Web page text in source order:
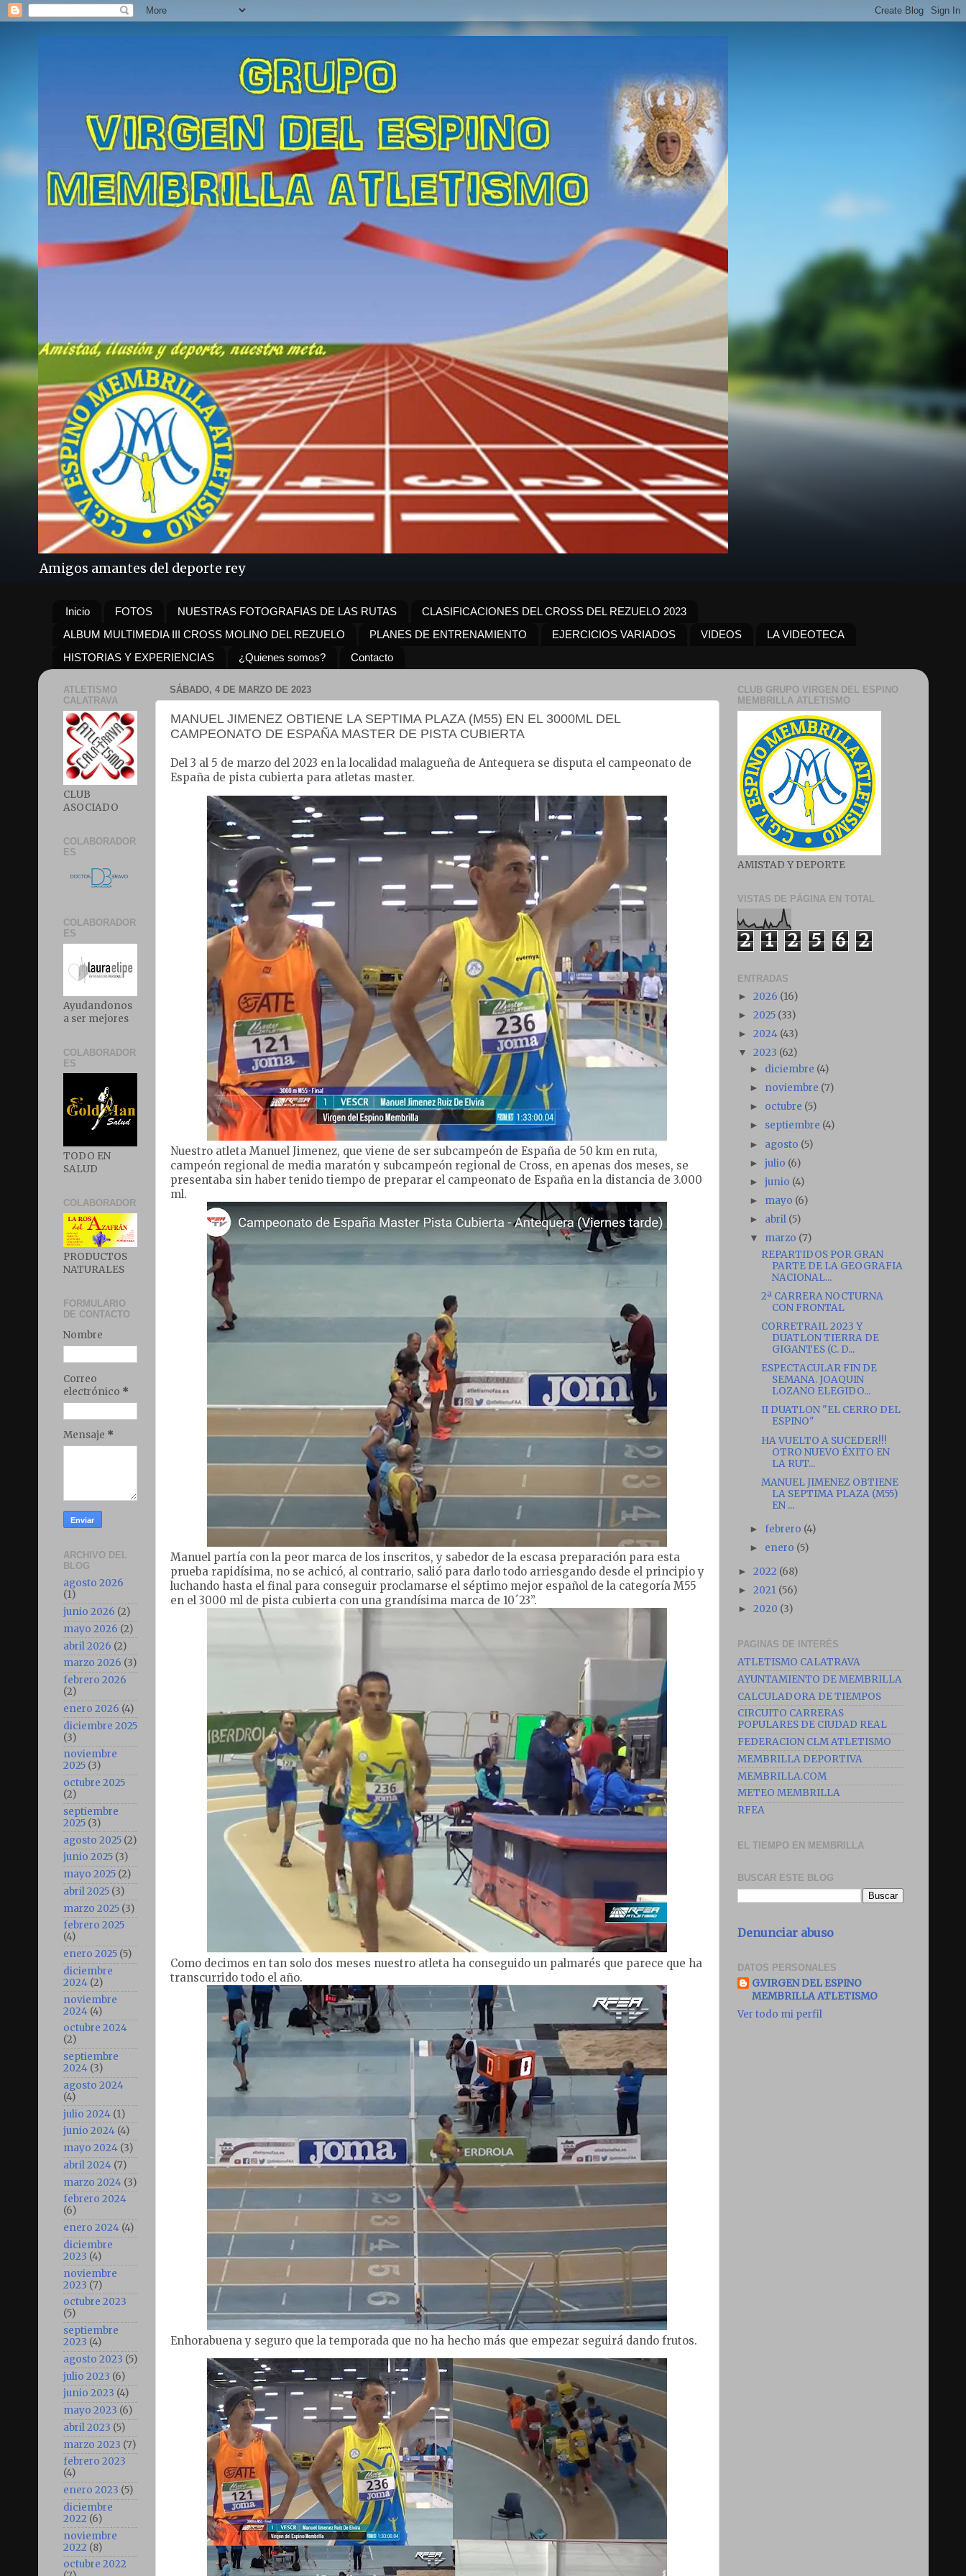
Amigos amantes del deporte rey
Inicio FOTOS NUESTRAS FOTOGRAFIAS DE LAS RUTAS
CLASIFICACIONES DEL CROSS DEL REZUELO 2023
ALBUM MULTIMEDIA III CROSS MOLINO DEL REZUELO
PLANES DE ENTRENAMIENTO EJERCICIOS VARIADOS VIDEOS
LA VIDEOTECA
HISTORIAS Y EXPERIENCIAS
¿Quienes somos? Contacto
SÁBADO, 4 DE MARZO DE 2023
MANUEL JIMENEZ OBTIENE LA SEPTIMA PLAZA (M55) EN EL 3000ML DEL
CAMPEONATO DE ESPAÑA MASTER DE PISTA CUBIERTA
Del 3 al 5 de marzo del 2023 en la localidad malagueña de Antequera se disputa el campeonato de
España de pista cubierta para atletas master.
Nuestro atleta Manuel Jimenez, que viene de ser subcampeón de España de 50 km en ruta,
campeón regional de media maratón y subcampeón regional de Cross, en apenas dos meses, se
presentaba sin haber tenido tiempo de preparar el campeonato de España en la distancia de 3.000
ml.
Manuel partía con la peor marca de los inscritos, y sabedor de la escasa preparación para esta
prueba rapidísima, no se achicó, al contrario, salió para darlo todo arriesgando desde el principio y
luchando hasta el final para conseguir proclamarse el séptimo mejor español de la categoría M55
en el 3000 ml de pista cubierta con una grandísima marca de 10´23”.
Como decimos en tan solo dos meses nuestro atleta ha conseguido un palmarés que parece que ha
transcurrido todo el año.
Enhorabuena y seguro que la temporada que no ha hecho más que empezar seguirá dando frutos.
ATLETISMO
CALATRAVA
CLUB
ASOCIADO
COLABORADOR
ES
COLABORADOR
ES
Ayudandonos
a ser mejores
COLABORADOR
ES
TODO EN
SALUD
COLABORADOR
PRODUCTOS
NATURALES
FORMULARIO
DE CONTACTO
Nombre
Correo
electrónico *
Mensaje *
ARCHIVO DEL
BLOG
agosto 2026
(1)
junio 2026 (2)
mayo 2026 (2)
abril 2026 (2)
marzo 2026 (3)
febrero 2026
(2)
enero 2026 (4)
diciembre 2025
(3)
noviembre
2025(3)
octubre 2025
(2)
septiembre
2025(3)
agosto 2025(2)
junio 2025(3)
mayo 2025(2)
abril 2025(3)
marzo 2025(3)
febrero 2025
(4)
enero 2025(5)
diciembre
2024(2)
noviembre
2024(4)
octubre 2024
(2)
septiembre
2024(3)
agosto 2024
(4)
julio 2024(1)
junio 2024(4)
mayo 2024(3)
abril 2024(7)
marzo 2024(3)
febrero 2024
(6)
enero 2024(4)
diciembre
2023 (4)
noviembre
2023 (7)
octubre 2023
(5)
septiembre
2023 (4)
agosto 2023 (5)
julio 2023 (6)
junio 2023 (4)
mayo 2023 (6)
abril 2023 (5)
marzo 2023 (7)
febrero 2023
(4)
enero 2023 (5)
diciembre
2022 (6)
noviembre
2022 (8)
octubre 2022
CLUB GRUPO VIRGEN DEL ESPINO
MEMBRILLA ATLETISMO
AMISTAD Y DEPORTE
VISTAS DE PÁGINA EN TOTAL
2 1 2 5 6 2
ENTRADAS
► 2026 (16)
► 2025 (33)
► 2024 (43)
▼ 2023 (62)
► diciembre (4)
► noviembre (7)
► octubre (5)
► septiembre (4)
► agosto (5)
► julio (6)
► junio (4)
► mayo (6)
► abril (5)
▼ marzo (7)
REPARTIDOS POR GRAN
PARTE DE LA GEOGRAFIA
NACIONAL...
2ª CARRERA NOCTURNA
CON FRONTAL
CORRETRAIL 2023 Y
DUATLON TIERRA DE
GIGANTES (C. D...
ESPECTACULAR FIN DE
SEMANA. JOAQUIN
LOZANO ELEGIDO...
II DUATLON "EL CERRO DEL
ESPINO"
HA VUELTO A SUCEDER!!!
OTRO NUEVO ÉXITO EN
LA RUT...
MANUEL JIMENEZ OBTIENE
LA SEPTIMA PLAZA (M55)
EN ...
► febrero (4)
► enero (5)
► 2022 (68)
► 2021 (56)
► 2020 (3)
PAGINAS DE INTERÉS
ATLETISMO CALATRAVA
AYUNTAMIENTO DE MEMBRILLA
CALCULADORA DE TIEMPOS
CIRCUITO CARRERAS
POPULARES DE CIUDAD REAL
FEDERACION CLM ATLETISMO
MEMBRILLA DEPORTIVA
MEMBRILLA.COM
METEO MEMBRILLA
RFEA
EL TIEMPO EN MEMBRILLA
BUSCAR ESTE BLOG
Denunciar abuso
DATOS PERSONALES
G.VIRGEN DEL ESPINO
MEMBRILLA ATLETISMO
Ver todo mi perfil